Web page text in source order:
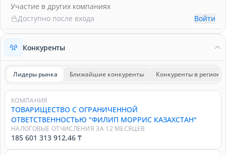
Участие в других компаниях
Доступно после входа
Войти
Конкуренты
Лидеры рынка Ближайшие конкуренты Конкуренты в регионе
КОМПАНИЯ
ТОВАРИЩЕСТВО С ОГРАНИЧЕННОЙ
ОТВЕТСТВЕННОСТЬЮ "ФИЛИП МОРРИС КАЗАХСТАН"
НАЛОГОВЫЕ ОТЧИСЛЕНИЯ ЗА 12 МЕСЯЦЕВ
185 601 313 912,46 ₸